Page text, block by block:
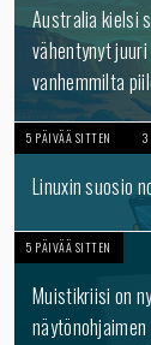
Australia kielsi
vähentynyt
vanhemmilta
5 PÄIVÄÄ SITTEN 3
Linuxin suosio
5 PÄIVÄÄ SITTEN
Muistikriisi on